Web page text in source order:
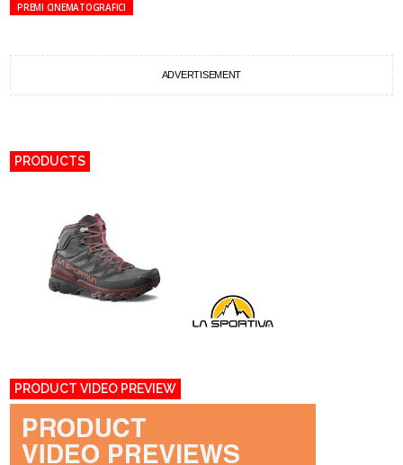
PREMI CINEMATOGRAFICI
ADVERTISEMENT
PRODUCTS
PRODUCT VIDEO PREVIEW